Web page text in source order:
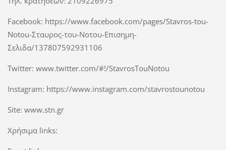
Facebook: https://www.facebook.com/pages/Stavros-tou-
Notou-Σταυρος-του-Νοτου-Επισημη-
Σελιδα/137807592931106
Twitter: www.twitter.com/#!/StavrosTouNotou
Instagram: https://www.instagram.com/stavrostounotou
Site: www.stn.gr
Χρήσιμα links: